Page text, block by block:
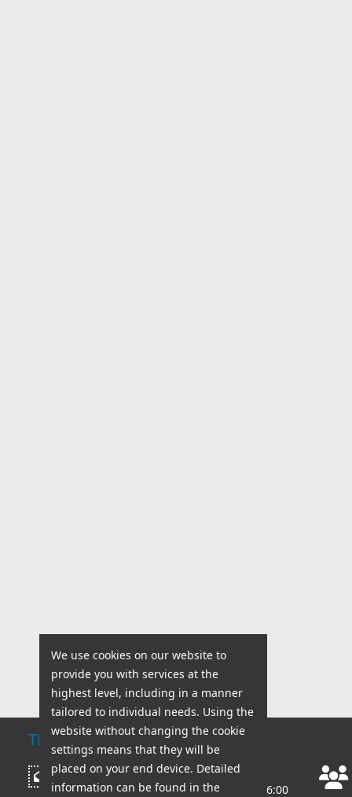
TECHNICAL SUPPORT
Write a message
Working hours:
Mon - Fri: 8:00 AM - 6:00
We use cookies on our website to
provide you with services at the
highest level, including in a manner
tailored to individual needs. Using the
website without changing the cookie
settings means that they will be
placed on your end device. Detailed
information can be found in the